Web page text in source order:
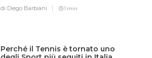
di Diego Barbiani 1 min
Perché il Tennis è tornato uno